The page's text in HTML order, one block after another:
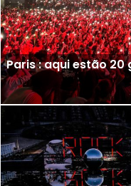
Paris : aqui estão